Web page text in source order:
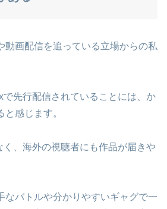
動画配信を追っている立場からの私
で先行配信されていることには、か
感じます。
く、海外の視聴者にも作品が届きや
なバトルや分かりやすいギャグで一